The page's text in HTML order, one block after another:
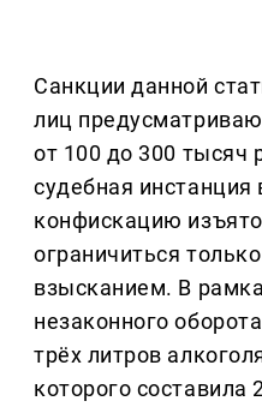
Санкции данной
лиц
от 100 до 300 тысяч
судебная инстанция
конфискацию
ограничиться
взысканием. В
незаконного
трёх литров
которого составила